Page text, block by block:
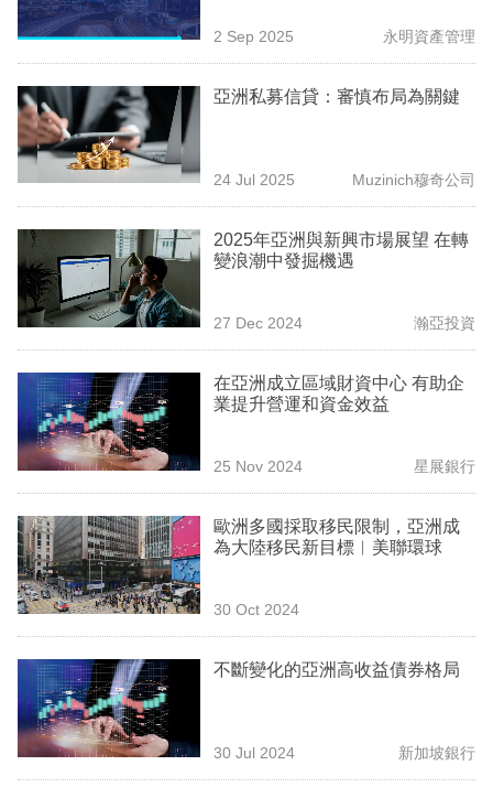
科
技
職
場
生
時
事
欄
訂
閱
區
2 Sep 2025 永明資產管理
亞洲私募信貸：審慎布局為關鍵
24 Jul 2025 Muzinich穆奇公司
2025年亞洲與新興市場展望 在轉
變浪潮中發掘機遇
27 Dec 2024 瀚亞投資
在亞洲成立區域財資中心 有助企
業提升營運和資金效益
25 Nov 2024 星展銀行
歐洲多國採取移民限制，亞洲成
為大陸移民新目標︳美聯環球
30 Oct 2024
不斷變化的亞洲高收益債券格局
30 Jul 2024 新加坡銀行